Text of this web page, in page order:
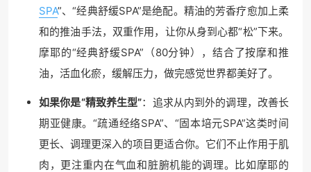
SPA”、“经典舒缓SPA”是绝配。精油的芳香疗愈加上柔
和的推油手法，双重作用，让你从身到心都“松”下来。
摩耶的“经典舒缓SPA”（80分钟），结合了按摩和推
油，活血化瘀，缓解压力，做完感觉世界都美好了。
如果你是“精致养生型”：追求从内到外的调理，改善长
期亚健康。“疏通经络SPA”、“固本培元SPA”这类时间
更长、调理更深入的项目更适合你。它们不止作用于肌
肉，更注重内在气血和脏腑机能的调理。比如摩耶的